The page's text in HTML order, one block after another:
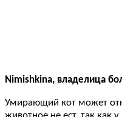
Nimishkina, владелица
Умирающий кот может